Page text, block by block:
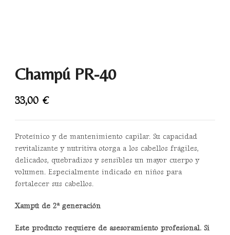
Champú PR-40
33,00 €
Proteínico y de mantenimiento capilar. Su capacidad
revitalizante y nutritiva otorga a los cabellos frágiles,
delicados, quebradizos y sensibles un mayor cuerpo y
volumen. Especialmente indicado en niños para
fortalecer sus cabellos.
Xampú de 2ª generación
Este producto requiere de asesoramiento profesional. Si